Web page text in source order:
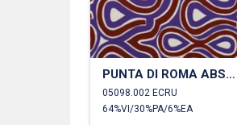
PUNTA DI ROMA ABSTRACT
05098.002 ECRU
64%VI/30%PA/6%EA